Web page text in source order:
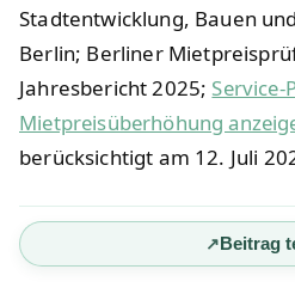
Stadtentwicklung, Bauen
Berlin; Berliner
Jahresbericht 2025; Service-
Mietpreisüberhöhung
berücksichtigt am 12. Juli
Beitrag